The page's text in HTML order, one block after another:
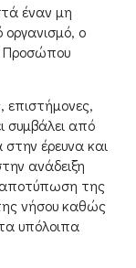
έναν μη
οργανισμό, ο
Προσώπου
επιστήμονες,
συμβάλει από
έρευνα και
ανάδειξη
αποτύπωση της
νήσου καθώς
υπόλοιπα